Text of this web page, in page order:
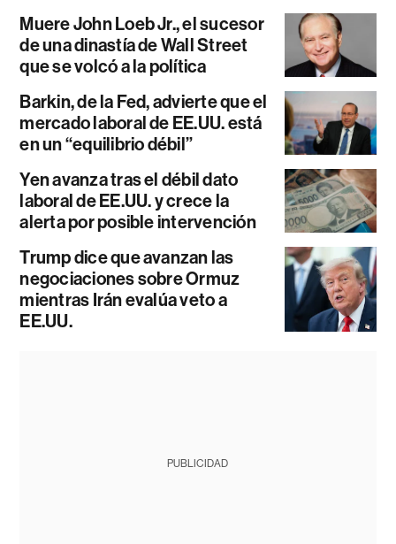
Muere John Loeb Jr., el sucesor
de una dinastía de Wall Street
que se volcó a la política
Barkin, de la Fed, advierte que el
mercado laboral de EE.UU. está
en un “equilibrio débil”
Yen avanza tras el débil dato
laboral de EE.UU. y crece la
alerta por posible intervención
Trump dice que avanzan las
negociaciones sobre Ormuz
mientras Irán evalúa veto a
EE.UU.
PUBLICIDAD